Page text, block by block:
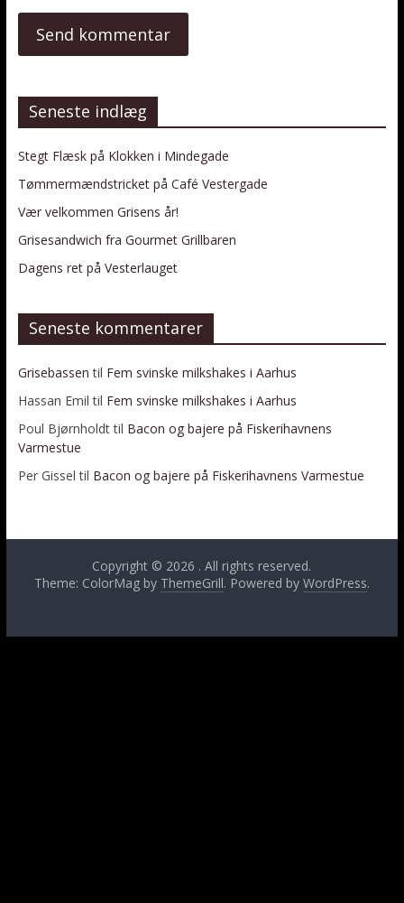
Seneste indlæg
Stegt Flæsk på Klokken i Mindegade
Tømmermændstricket på Café Vestergade
Vær velkommen Grisens år!
Grisesandwich fra Gourmet Grillbaren
Dagens ret på Vesterlauget
Seneste kommentarer
Grisebassen til Fem svinske milkshakes i Aarhus
Hassan Emil til Fem svinske milkshakes i Aarhus
Poul Bjørnholdttil Bacon og bajere på Fiskerihavnens
Varmestue
Per Gissel til Bacon og bajere på Fiskerihavnens Varmestue
Copyright © 2026 . All rights reserved.
Theme: ColorMag by ThemeGrill. Powered by WordPress.